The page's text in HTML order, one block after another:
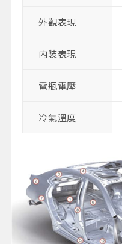
外觀表現
内装表現
電瓶電壓
冷氣溫度